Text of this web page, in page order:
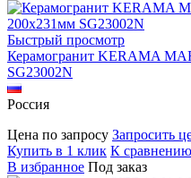
Быстрый просмотр
Керамогранит KERAMA
SG23002N
Россия
Цена по запросу Запросить
Купить в 1 клик К сравнению
В избранное Под заказ